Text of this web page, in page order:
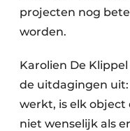
projecten nog
worden.
Karolien De
de uitdagingen uit:
werkt, is elk object
niet wenselijk als